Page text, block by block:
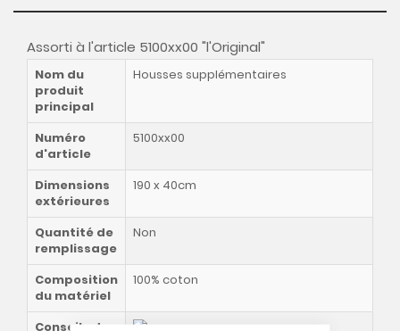
Assorti à l'article 5100xx00 "l'Original"
Nom du
produit
principal
Housses supplémentaires
Numéro
d'article
5100xx00
Dimensions
extérieures
190 x 40cm
Quantité de
remplissage
Non
Composition
du matériel
100% coton
Conseils de